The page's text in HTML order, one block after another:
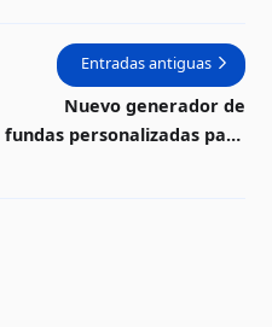
Entradas antiguas
Nuevo generador de
fundas personalizadas para